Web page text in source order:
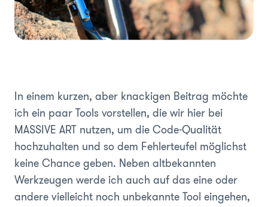
In einem kurzen, aber knackigen Beitrag möchte
ich ein paar Tools vorstellen, die wir hier bei
MASSIVE ART nutzen, um die Code-Qualität
hochzuhalten und so dem Fehlerteufel möglichst
keine Chance geben. Neben altbekannten
Werkzeugen werde ich auch auf das eine oder
andere vielleicht noch unbekannte Tool eingehen,